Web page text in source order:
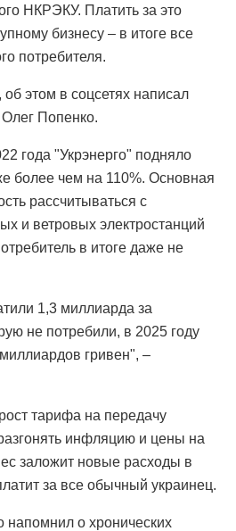
НКРЭКУ. Платить за это
бизнесу – в итоге все
потребителя.
этом в соцсетях написал
Попенко.
года "Укрэнерго" подняло
более чем на 110%. Основная
рассчитываться с
и ветровых электростанций
в итоге даже не
1,3 миллиарда за
не потребили, в 2025 году
гривен", –
тарифа на передачу
инфляцию и цены на
заложит новые расходы в
за все обычный украинец.
напомнил о хронических